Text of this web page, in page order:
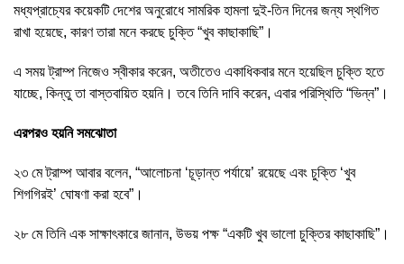
মধ্যপ্রাচ্যের কয়েকটি দেশের অনুরোধে সামরিক হামলা দুই-তিন দিনের জন্য স্থগিত
রাখা হয়েছে, কারণ তারা মনে করছে চুক্তি “খুব কাছাকাছি”।
এ সময় ট্রাম্প নিজেও স্বীকার করেন, অতীতেও একাধিকবার মনে হয়েছিল চুক্তি হতে
যাচ্ছে, কিন্তু তা বাস্তবায়িত হয়নি। তবে তিনি দাবি করেন, এবার পরিস্থিতি “ভিন্ন”।
এরপরও হয়নি সমঝোতা
২৩ মে ট্রাম্প আবার বলেন, “আলোচনা ‘চূড়ান্ত পর্যায়ে’ রয়েছে এবং চুক্তি ‘খুব
শিগগিরই’ ঘোষণা করা হবে”।
২৮ মে তিনি এক সাক্ষাৎকারে জানান, উভয় পক্ষ “একটি খুব ভালো চুক্তির কাছাকাছি”।